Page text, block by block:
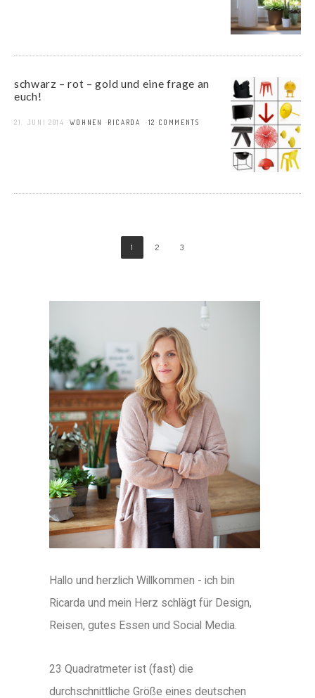
schwarz – rot – gold und eine frage an
euch!
21. JUNI 2014 WOHNEN RICARDA 12 COMMENTS
1 2 3
Hallo und herzlich Willkommen - ich bin
Ricarda und mein Herz schlägt für Design,
Reisen, gutes Essen und Social Media.
23 Quadratmeter ist (fast) die
durchschnittliche Größe eines deutschen